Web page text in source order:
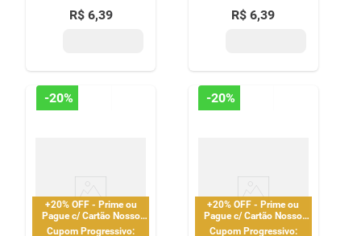
R$ 6,39
R$ 6,39
-20%
+20% OFF - Prime ou
Pague c/ Cartão Nosso
Pay
Cupom Progressivo:
-20%
+20% OFF - Prime ou
Pague c/ Cartão Nosso
Pay
Cupom Progressivo: